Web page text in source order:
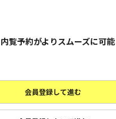
内覧予約がよりスムーズに可能
会員登録して進む